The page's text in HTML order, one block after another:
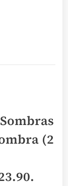
(2
.